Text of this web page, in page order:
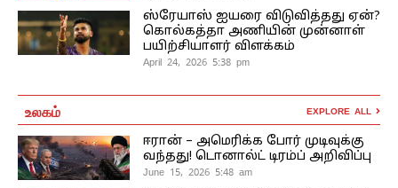
ஸ்ரேயாஸ் ஐயரை விடுவித்தது ஏன்?
கொல்கத்தா அணியின் முன்னாள்
பயிற்சியாளர் விளக்கம்
April 24, 2026 5:38 pm
உலகம் EXPLORE ALL
ஈரான் – அமெரிக்க போர் முடிவுக்கு
வந்தது! டொனால்ட் டிரம்ப் அறிவிப்பு
June 15, 2026 5:48 am